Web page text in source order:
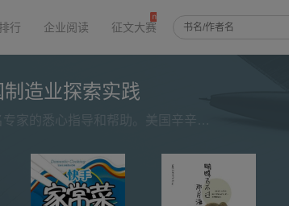
排行 企业阅读 征文大赛
造业探索实践